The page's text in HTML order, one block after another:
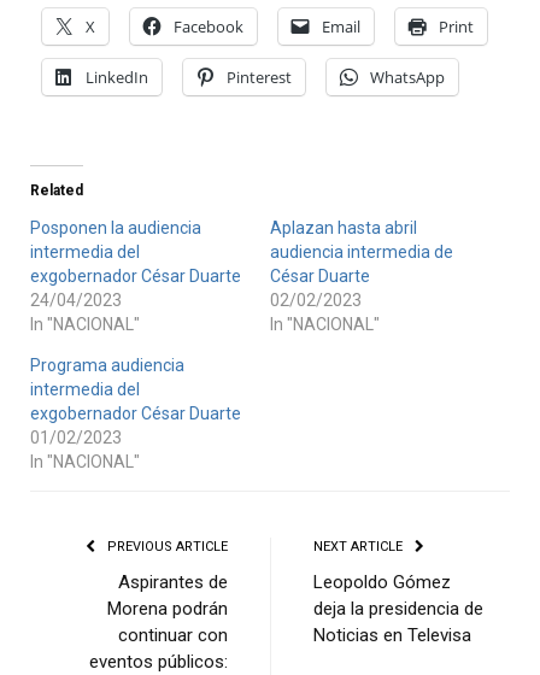
X Facebook Email Print
LinkedIn Pinterest WhatsApp
Related
Posponen la audiencia
intermedia del
exgobernador César Duarte
24/04/2023
In "NACIONAL"
Aplazan hasta abril
audiencia intermedia de
César Duarte
02/02/2023
In "NACIONAL"
Programa audiencia
intermedia del
exgobernador César Duarte
01/02/2023
In "NACIONAL"
PREVIOUS ARTICLE
Aspirantes de
Morena podrán
continuar con
eventos públicos:
NEXT ARTICLE
Leopoldo Gómez
deja la presidencia de
Noticias en Televisa